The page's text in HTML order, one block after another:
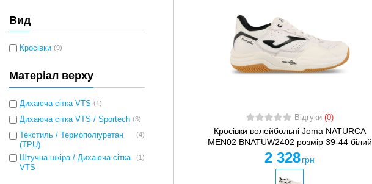
Вид
Кросівки (9)
Матеріал верху
Дихаюча сітка VTS (1)
Дихаюча сітка VTS / Sportech (3)
Текстиль / Термополіуретан
(TPU)
(4)
Штучна шкіра / Дихаюча сітка
VTS
(1)
Відгуки (0)
Кросівки волейбольні Joma NATURCA
MEN02 BNATUW2402 розмір 39-44 білий
2 328 грн